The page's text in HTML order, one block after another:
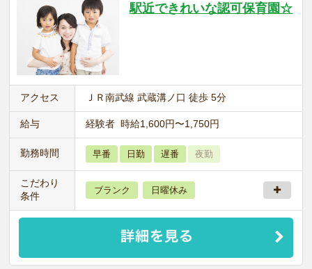
駅近できれいな認可保育園☆
アクセス ＪＲ南武線 武蔵溝ノ口 徒歩 5分
給与 経験者 時給1,600円〜1,750円
勤務時間 早番 日勤 遅番 夜勤
こだわり
条件
ブランク 日曜休み